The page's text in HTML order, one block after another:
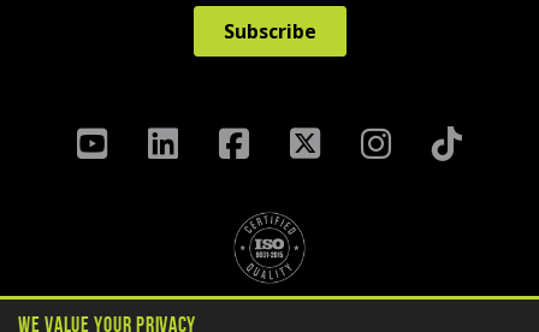
Politique de confidentialité
We Value Your Privacy